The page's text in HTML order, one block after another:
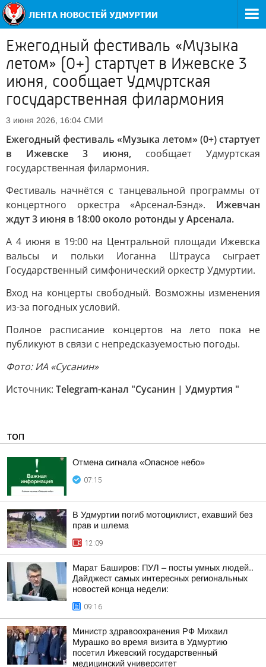
Ежегодный фестиваль «Музыка
летом» (0+) стартует в Ижевске 3
июня, сообщает Удмуртская
государственная филармония
3 июня 2026, 16:04 СМИ
Ежегодный фестиваль «Музыка летом» (0+) стартует
в Ижевске 3 июня,сообщает Удмуртская
государственная филармония.
Фестиваль начнётся с танцевальной программы от
концертного оркестра «Арсенал-Бэнд». Ижевчан
ждут 3 июня в 18:00 около ротонды у Арсенала.
А 4 июня в 19:00 на Центральной площади Ижевска
вальсы и польки Иоганна Штрауса сыграет
Государственный симфонический оркестр Удмуртии.
Вход на концерты свободный. Возможны изменения
из-за погодных условий.
Полное расписание концертов на лето пока не
публикуют в связи с непредсказуемостью погоды.
Фото: ИА «Сусанин»
Источник: Telegram-канал "Сусанин | Удмуртия "
ТОП
Отмена сигнала «Опасное небо»
07:15
В Удмуртии погиб мотоциклист, ехавший без
прав и шлема
12:09
Марат Баширов: ПУЛ – посты умных людей..
Дайджест самых интересных региональных
новостей конца недели:
09:16
Министр здравоохранения РФ Михаил
Мурашко во время визита в Удмуртию
посетил Ижевский государственный
медицинский университет